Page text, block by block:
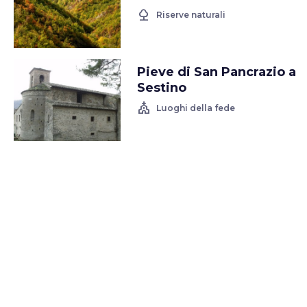
nature Riserve naturali
Pieve di San Pancrazio a
Sestino
church Luoghi della fede